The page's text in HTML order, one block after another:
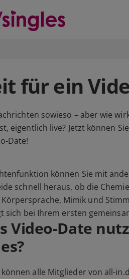
für ein
sowieso – aber wie
eigentlich live? Jetzt können
Date!
können Sie mit
schnell heraus, ob die
Mimik und
sich bei Ihrem ersten
Video-Date
alle Mitglieder von all-